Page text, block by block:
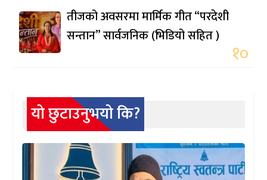
तीजको अवसरमा मार्मिक गीत “परदेशी
सन्तान” सार्वजनिक (भिडियो सहित )
१०
यो छुटाउनुभयो कि?